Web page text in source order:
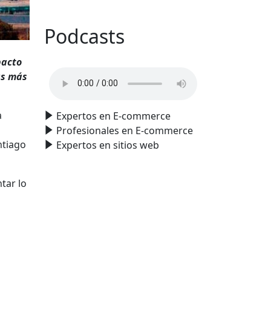
más
lo
Podcasts
Expertos en E-commerce
Profesionales en E-commerce
Expertos en sitios web